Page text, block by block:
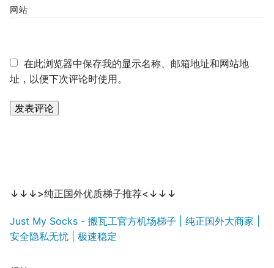
网站
在此浏览器中保存我的显示名称、邮箱地址和网站地
址，以便下次评论时使用。
↓↓↓>纯正国外优质梯子推荐<↓↓↓
Just My Socks - 搬瓦工官方机场梯子 | 纯正国外大商家 |
安全隐私无忧 | 极速稳定